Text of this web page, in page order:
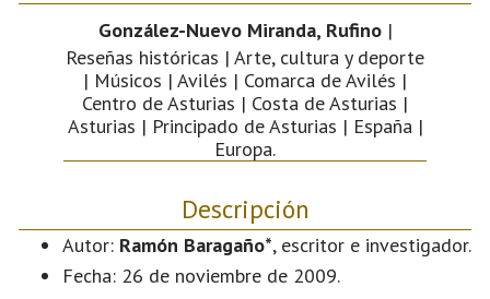
González-Nuevo Miranda, Rufino|
Reseñas históricas | Arte, cultura y deporte
| Músicos | Avilés | Comarca de Avilés |
Centro de Asturias | Costa de Asturias |
Asturias | Principado de Asturias | España |
Europa.
Descripción
Autor: Ramón Baragaño*, escritor e investigador.
Fecha: 26 de noviembre de 2009.